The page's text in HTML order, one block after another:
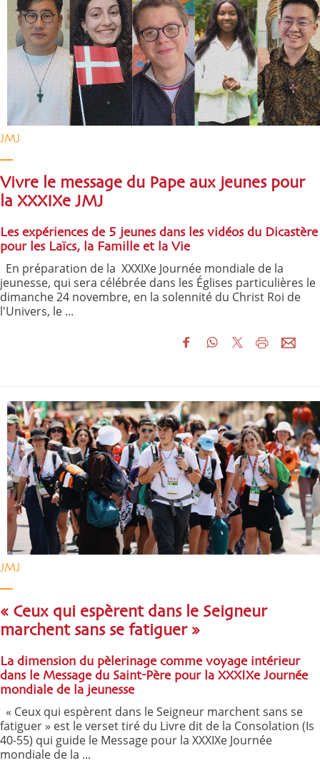
JMJ
Vivre le message du Pape aux jeunes pour
la XXXIXe JMJ
Les expériences de 5 jeunes dans les vidéos du Dicastère
pour les Laïcs, la Famille et la Vie
En préparation de la XXXIXe Journée mondiale de la
jeunesse, qui sera célébrée dans les Églises particulières le
dimanche 24 novembre, en la solennité du Christ Roi de
l'Univers, le ...
JMJ
« Ceux qui espèrent dans le Seigneur
marchent sans se fatiguer »
La dimension du pèlerinage comme voyage intérieur
dans le Message du Saint-Père pour la XXXIXe Journée
mondiale de la jeunesse
« Ceux qui espèrent dans le Seigneur marchent sans se
fatiguer » est le verset tiré du Livre dit de la Consolation (Is
40-55) qui guide le Message pour la XXXIXe Journée
mondiale de la ...